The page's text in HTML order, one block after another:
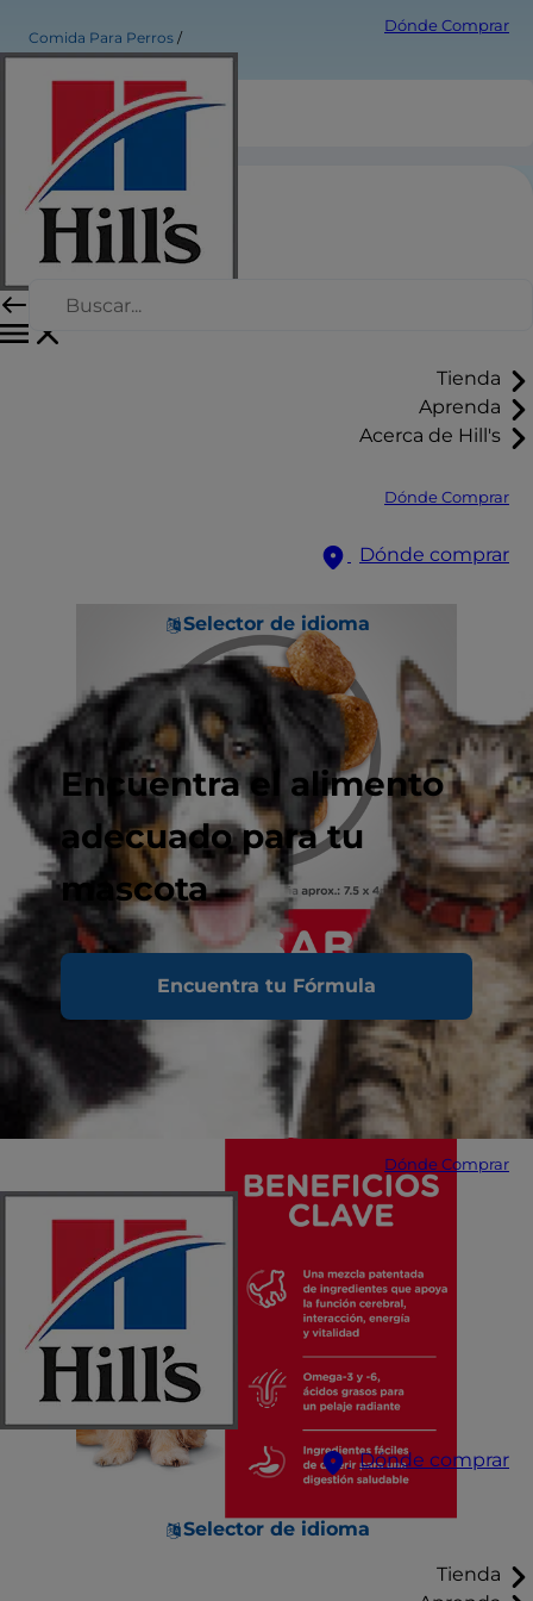
Dónde Comprar
Tienda
Aprenda
Acerca de Hill's
Dónde Comprar
Dónde comprar
Selector de idioma
Encuentra el alimento
adecuado para tu
mascota
Encuentra tu Fórmula
Dónde Comprar
Dónde comprar
Selector de idioma
Tienda
Comida Para Perros